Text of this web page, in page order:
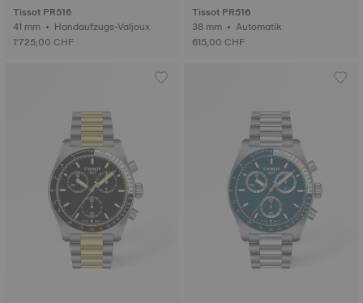
Tissot PR516
41 mm • Handaufzugs-Valjoux
1’725,00 CHF
Tissot PR516
38 mm • Automatik
615,00 CHF